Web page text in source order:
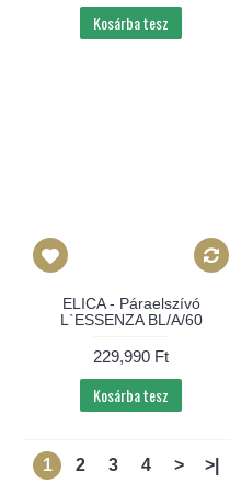
Kosárba tesz
ELICA - Páraelszívó
L`ESSENZA BL/A/60
229,990 Ft
Kosárba tesz
1 2 3 4 > >|